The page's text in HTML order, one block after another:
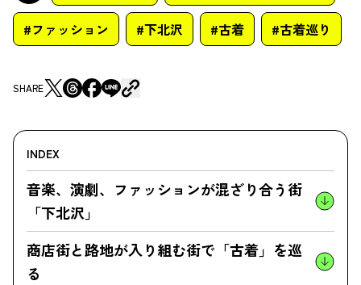
#ファッション #下北沢 #古着 #古着巡り
SHARE
INDEX
音楽、演劇、ファッションが混ざり合う街
「下北沢」
商店街と路地が入り組む街で「古着」を巡
る